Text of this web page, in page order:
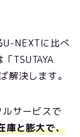
NEXTに比べ
TSUTAYA
解決します。
ルサービスで
庫と膨大で、